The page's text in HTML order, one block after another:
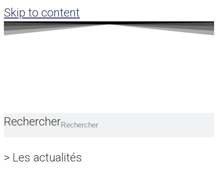
Skip to content
Rechercher
> Les actualités